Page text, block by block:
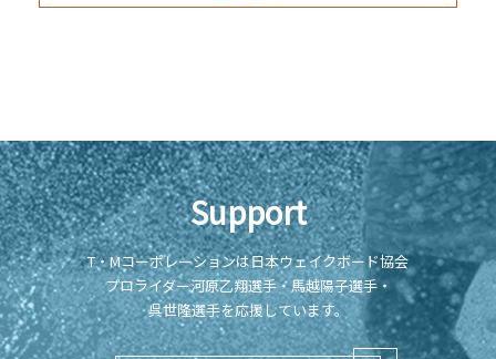
Support
T・Mコーポレーションは日本ウェイクボード協会
プロライダー河原乙翔選手・馬越陽子選手・
呉世隆選手を応援しています。